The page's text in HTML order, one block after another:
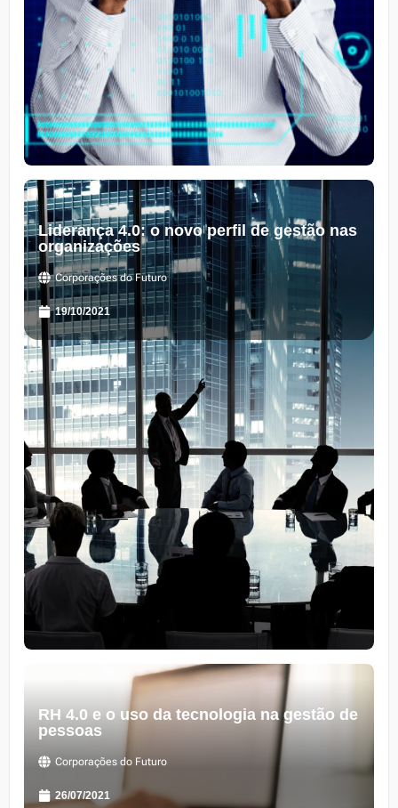
Liderança 4.0: o novo perfil de gestão nas
organizações
Corporações do Futuro
19/10/2021
RH 4.0 e o uso da tecnologia na gestão de
pessoas
Corporações do Futuro
26/07/2021